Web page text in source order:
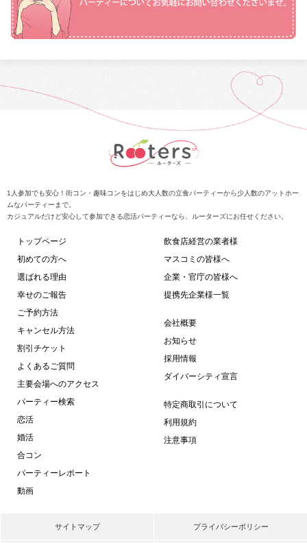
1人参加でも安心！街コン・趣味コンをはじめ大人数の立食パーティーから少人数のアットホー
ムなパーティーまで。
カジュアルだけど安心して参加できる恋活パーティーなら、ルーターズにお任せください。
トップページ
初めての方へ
選ばれる理由
幸せのご報告
ご予約方法
キャンセル方法
割引チケット
よくあるご質問
主要会場へのアクセス
パーティー検索
恋活
婚活
合コン
パーティーレポート
動画
飲食店経営の業者様
マスコミの皆様へ
企業・官庁の皆様へ
提携先企業様一覧
会社概要
お知らせ
採用情報
ダイバーシティ宣言
特定商取引について
利用規約
注意事項
サイトマップ プライバシーポリシー